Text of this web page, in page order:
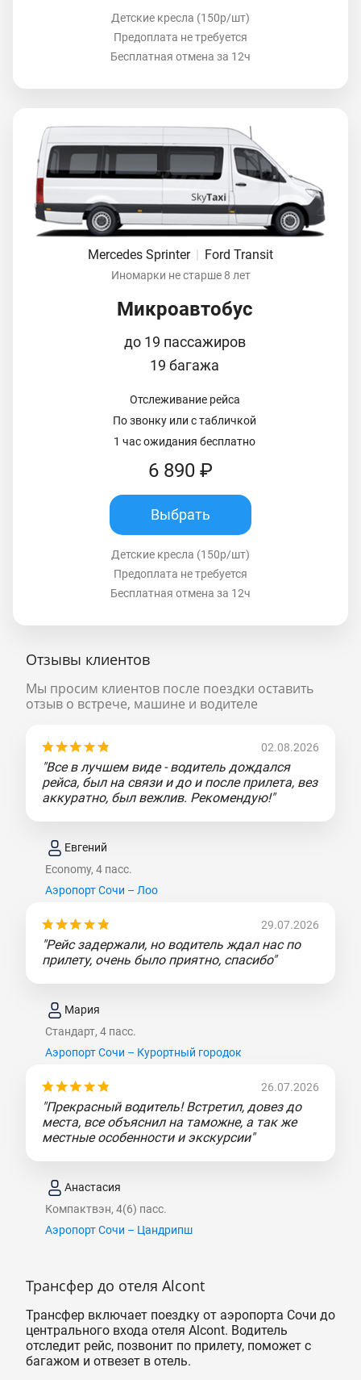
Детские кресла (150р/шт)
Предоплата не требуется
Бесплатная отмена за 12ч
Mercedes Sprinter | Ford Transit
Иномарки не старше 8 лет
Микроавтобус
до 19 пассажиров
19 багажа
Отслеживание рейса
По звонку или с табличкой
1 час ожидания бесплатно
6 890 ₽
Выбрать
Детские кресла (150р/шт)
Предоплата не требуется
Бесплатная отмена за 12ч
Отзывы клиентов
Мы просим клиентов после поездки оставить
отзыв о встрече, машине и водителе
02.08.2026
"Все в лучшем виде - водитель дождался
рейса, был на связи и до и после прилета, вез
аккуратно, был вежлив. Рекомендую!"
Евгений
Economy, 4 пасс.
Аэропорт Сочи – Лоо
29.07.2026
"Рейс задержали, но водитель ждал нас по
прилету, очень было приятно, спасибо"
Мария
Стандарт, 4 пасс.
Аэропорт Сочи – Курортный городок
26.07.2026
"Прекрасный водитель! Встретил, довез до
места, все объяснил на таможне, а так же
местные особенности и экскурсии"
Анастасия
Компактвэн, 4(6) пасс.
Аэропорт Сочи – Цандрипш
Трансфер до отеля Alcont
Трансфер включает поездку от аэропорта Сочи до
центрального входа отеля Alcont. Водитель
отследит рейс, позвонит по прилету, поможет с
багажом и отвезет в отель.